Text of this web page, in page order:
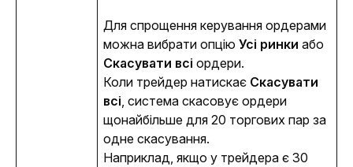
Для спрощення керування ордерами
можна вибрати опцію Усі ринки
Скасувати всі ордери.
Коли трейдер натискає Скасувати
всі, система скасовує ордери
щонайбільше для 20 торгових пар за
одне скасування.
Наприклад, якщо у трейдера є 30